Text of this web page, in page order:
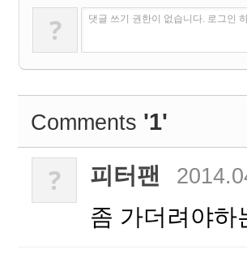
? 댓글 쓰기 권한이 없습니다. 로그인
Comments '1'
? 피터팬
좀 가더려야하